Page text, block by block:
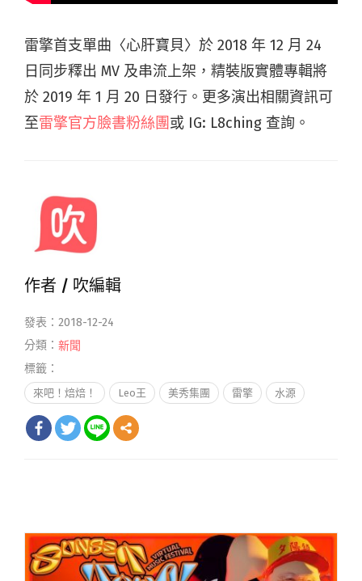
雷擎首支單曲〈心肝寶貝〉於 2018 年 12 月 24
日同步釋出 MV 及串流上架，精裝版實體專輯將
於 2019 年 1 月 20 日發行。更多演出相關資訊可
至雷擎官方臉書粉絲團或 IG: L8ching 查詢。
作者 / 吹編輯
發表：2018-12-24
分類： 新聞
標籤：
來吧！焙焙！ Leo王 美秀集團 雷擎 水源